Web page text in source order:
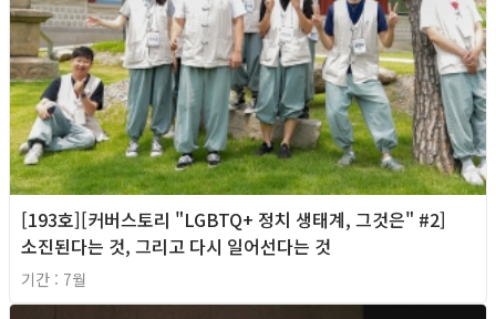
[193호][커버스토리 "LGBTQ+ 정치 생태계, 그것은" #2]
소진된다는 것, 그리고 다시 일어선다는 것
기간 : 7월